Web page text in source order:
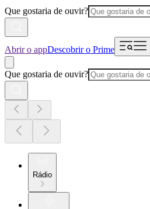
Que gostaria de ouvir?
Abrir o appDescobrir o Prime
Que gostaria de ouvir?
Rádio